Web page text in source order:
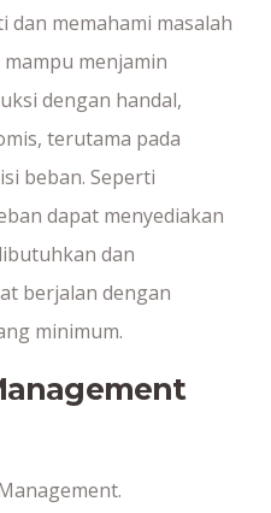
memahami masalah
menjamin
dengan handal,
terutama pada
beban. Seperti
dapat menyediakan
dan
berjalan dengan
minimum.